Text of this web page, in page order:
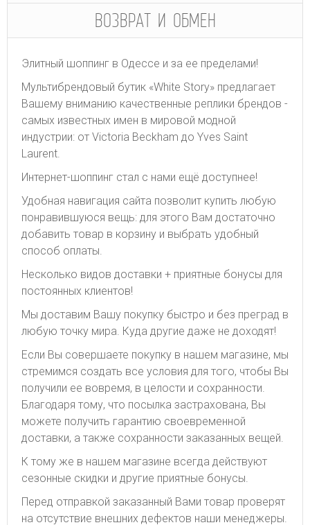
ВОЗВРАТ И ОБМЕН
Элитный шоппинг в Одессе и за ее пределами!
Мультибрендовый бутик «White Story» предлагает
Вашему вниманию качественные реплики брендов -
самых известных имен в мировой модной
индустрии: от Victoria Beckham до Yves Saint
Laurent.
Интернет-шоппинг стал с нами ещё доступнее!
Удобная навигация сайта позволит купить любую
понравившуюся вещь: для этого Вам достаточно
добавить товар в корзину и выбрать удобный
способ оплаты.
Несколько видов доставки + приятные бонусы для
постоянных клиентов!
Мы доставим Вашу покупку быстро и без преград в
любую точку мира. Куда другие даже не доходят!
Если Вы совершаете покупку в нашем магазине, мы
стремимся создать все условия для того, чтобы Вы
получили ее вовремя, в целости и сохранности.
Благодаря тому, что посылка застрахована, Вы
можете получить гарантию своевременной
доставки, а также сохранности заказанных вещей.
К тому же в нашем магазине всегда действуют
сезонные скидки и другие приятные бонусы.
Перед отправкой заказанный Вами товар проверят
на отсутствие внешних дефектов наши менеджеры.